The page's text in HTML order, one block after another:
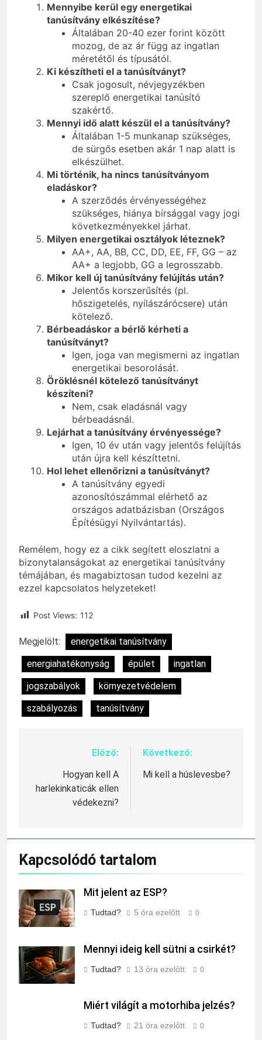
Mennyibe kerül egy energetikai
tanúsítvány elkészítése?
Általában 20-40 ezer forint között
mozog, de az ár függ az ingatlan
méretétől és típusától.
Ki készítheti el a tanúsítványt?
Csak jogosult, névjegyzékben
szereplő energetikai tanúsító
szakértő.
Mennyi idő alatt készül el a tanúsítvány?
Általában 1-5 munkanap szükséges,
de sürgős esetben akár 1 nap alatt is
elkészülhet.
Mi történik, ha nincs tanúsítványom
eladáskor?
A szerződés érvényességéhez
szükséges, hiánya bírsággal vagy jogi
következményekkel járhat.
Milyen energetikai osztályok léteznek?
AA+, AA, BB, CC, DD, EE, FF, GG – az
AA+ a legjobb, GG a legrosszabb.
Mikor kell új tanúsítvány felújítás után?
Jelentős korszerűsítés (pl.
hőszigetelés, nyílászárócsere) után
kötelező.
Bérbeadáskor a bérlő kérheti a
tanúsítványt?
Igen, joga van megismerni az ingatlan
energetikai besorolását.
Öröklésnél kötelező tanúsítványt
készíteni?
Nem, csak eladásnál vagy
bérbeadásnál.
Lejárhat a tanúsítvány érvényessége?
Igen, 10 év után vagy jelentős felújítás
után újra kell készíttetni.
Hol lehet ellenőrizni a tanúsítványt?
A tanúsítvány egyedi
azonosítószámmal elérhető az
országos adatbázisban (Országos
Építésügyi Nyilvántartás).
Remélem, hogy ez a cikk segített eloszlatni a
bizonytalanságokat az energetikai tanúsítvány
témájában, és magabiztosan tudod kezelni az
ezzel kapcsolatos helyzeteket!
Post Views: 112
Megjelölt:
energetikai tanúsítvány
energiahatékonyság
épület
ingatlan
jogszabályok
környezetvédelem
szabályozás
tanúsítvány
Bejegyzés
navigáció
Előző:
Hogyan kell A
harlekinkaticák ellen
védekezni?
Következő:
Mi kell a húslevesbe?
Kapcsolódó tartalom
Mit jelent az ESP?
Tudtad? 5 óra ezelőtt 0
Mennyi ideig kell sütni a csirkét?
Tudtad? 13 óra ezelőtt 0
Miért világít a motorhiba jelzés?
Tudtad? 21 óra ezelőtt 0